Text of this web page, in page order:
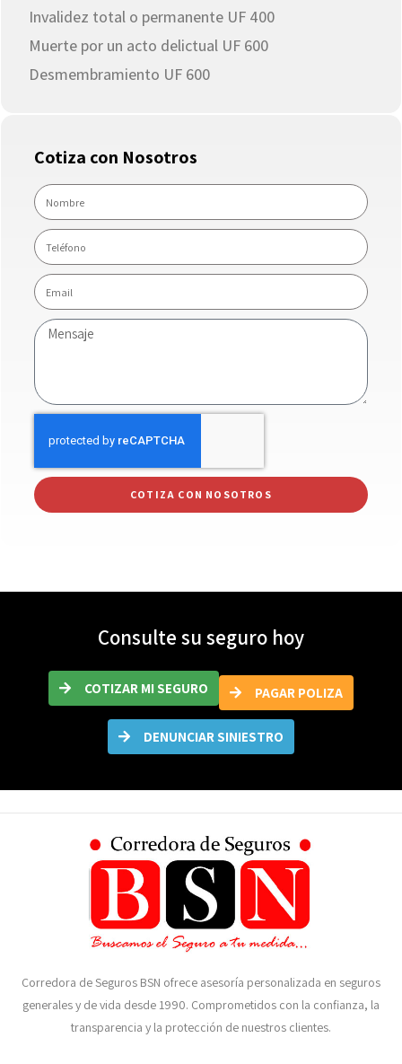
Invalidez total o permanente UF 400
Muerte por un acto delictual UF 600
Desmembramiento UF 600
Cotiza con Nosotros
COTIZA CON NOSOTROS
Consulte su seguro hoy
COTIZAR MI SEGURO PAGAR POLIZA
DENUNCIAR SINIESTRO
Corredora de Seguros BSN ofrece asesoría personalizada en seguros
generales y de vida desde 1990. Comprometidos con la confianza, la
transparencia y la protección de nuestros clientes.